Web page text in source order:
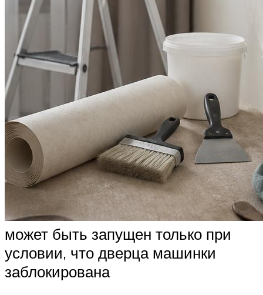
может быть запущен только при
условии, что дверца машинки
заблокирована